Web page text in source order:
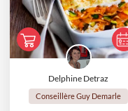
Delphine Detraz
Conseillère Guy Demarle